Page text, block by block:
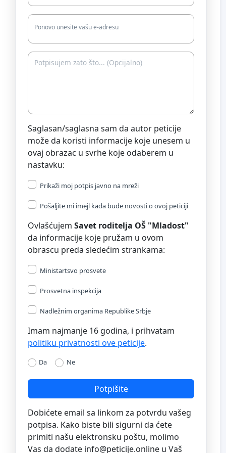
Ponovo unesite vašu e-adresu
Saglasan/saglasna sam da autor peticije
može da koristi informacije koje unesem u
ovaj obrazac u svrhe koje odaberem u
nastavku:
Prikaži moj potpis javno na mreži
Pošaljite mi imejl kada bude novosti o ovoj peticiji
Ovlašćujem Savet roditelja OŠ "Mladost"
da informacije koje pružam u ovom
obrascu preda sledećim strankama:
Ministartsvo prosvete
Prosvetna inspekcija
Nadležnim organima Republike Srbje
Imam najmanje 16 godina, i prihvatam
politiku privatnosti ove peticije.
Da Ne
Potpišite
Dobićete email sa linkom za potvrdu vašeg
potpisa. Kako biste bili sigurni da ćete
primiti našu elektronsku poštu, molimo
Vas da dodate info@peticije.online u Vaš